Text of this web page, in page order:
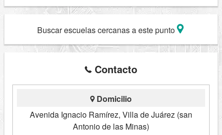
Buscar escuelas cercanas a este punto
Contacto
Domicilio
Avenida Ignacio Ramírez, Villa de Juárez (san
Antonio de las Minas)